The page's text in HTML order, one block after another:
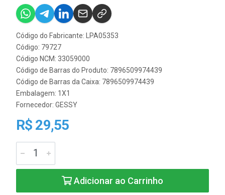
Código do Fabricante: LPA05353
Código: 79727
Código NCM: 33059000
Código de Barras do Produto: 7896509974439
Código de Barras da Caixa: 7896509974439
Embalagem: 1X1
Fornecedor: GESSY
R$ 29,55
Adicionar ao Carrinho